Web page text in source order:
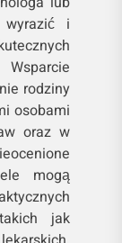
wyrazić i
rodziny
osobami
oraz w
mogą
jak